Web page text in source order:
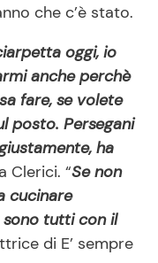
che c’è stato.
oggi, io
anche perchè
fare, se volete
posto. Persegani
ha
Clerici. “Se non
cucinare
sono tutti con il
di E’ sempre